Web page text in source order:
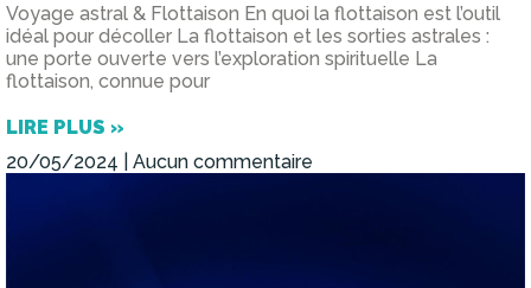
Voyage astral & Flottaison En quoi la flottaison est l’outil
idéal pour décoller La flottaison et les sorties astrales :
une porte ouverte vers l’exploration spirituelle La
flottaison, connue pour
LIRE PLUS »
20/05/2024
Aucun commentaire